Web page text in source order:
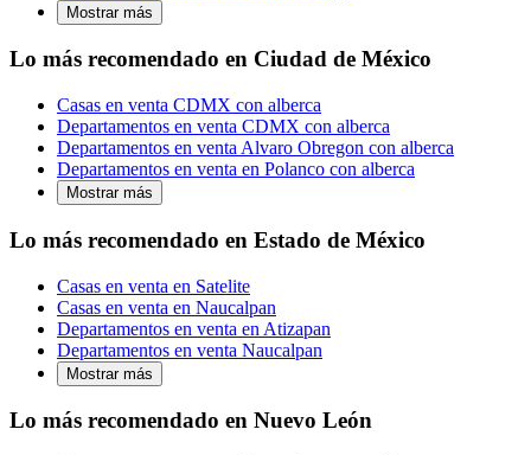
Mostrar más
Lo más recomendado en Ciudad de México
Casas en venta CDMX con alberca
Departamentos en venta CDMX con alberca
Departamentos en venta Alvaro Obregon con alberca
Departamentos en venta en Polanco con alberca
Mostrar más
Lo más recomendado en Estado de México
Casas en venta en Satelite
Casas en venta en Naucalpan
Departamentos en venta en Atizapan
Departamentos en venta Naucalpan
Mostrar más
Lo más recomendado en Nuevo León